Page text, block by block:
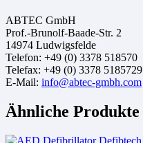
ABTEC GmbH
Prof.-Brunolf-Baade-Str. 2
14974 Ludwigsfelde
Telefon: +49 (0) 3378 518570
Telefax: +49 (0) 3378 5185729
E-Mail: info@abtec-gmbh.com
Ähnliche Produkte